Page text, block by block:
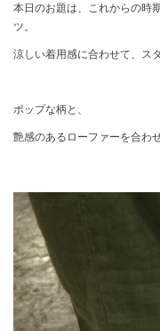
本日のお題は、これからの時
ツ。
涼しい着用感に合わせて、ス
ポップな柄と、
艶感のあるローファーを合わ